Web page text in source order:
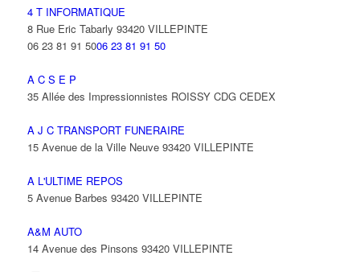
4 T INFORMATIQUE
8 Rue Eric Tabarly 93420 VILLEPINTE
06 23 81 91 5006 23 81 91 50
A C S E P
35 Allée des Impressionnistes ROISSY CDG CEDEX
A J C TRANSPORT FUNERAIRE
15 Avenue de la Ville Neuve 93420 VILLEPINTE
A L'ULTIME REPOS
5 Avenue Barbes 93420 VILLEPINTE
A&M AUTO
14 Avenue des Pinsons 93420 VILLEPINTE